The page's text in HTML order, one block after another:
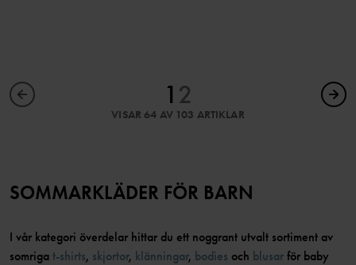
1 2
VISAR 64 AV 103 ARTIKLAR
SOMMARKLÄDER FÖR BARN
I vår kategori överdelar hittar du ett noggrant utvalt sortiment av
somriga t‑shirts, skjortor, klänningar, bodies och blusarför baby